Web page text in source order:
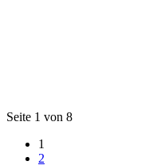
Seite 1 von 8
1
2